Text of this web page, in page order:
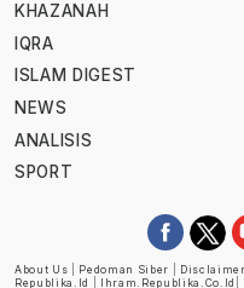
KHAZANAH
IQRA
ISLAM DIGEST
NEWS
ANALISIS
SPORT
About Us Pedoman Siber
Disclaimer
Republika.id
Ihram.republika.co.id